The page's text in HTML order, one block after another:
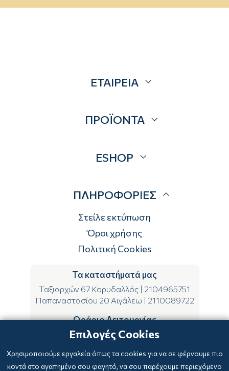
ΕΤΑΙΡΕΙΑ
Επικοινωνία
ΠΡΟΪΟΝΤΑ
Brands
ESHOP
Τρόποι αποστολής
Τρόποι πληρωμής
Επιστροφές
ΠΛΗΡΟΦΟΡΙΕΣ
Στείλε εκτύπωση
Όροι χρήσης
Πολιτική Cookies
Τα καταστήματά μας
Ταξιαρχών 67 Κορυδαλλός
2104965751
Παπαναστασίου 20 Αιγάλεω
2110089722
Ωράριο Λειτουργίας
ΔΕ-ΤΕ-ΣΑ 09:00-15:00
Επιλογές Cookies
Χρησιμοποιούμε εργαλεία όπως τα cookies για να σε φέρνουμε πιο
κοντά στο αγαπημένο σου φαγητό, να σου παρέχουμε περιεχόμενο